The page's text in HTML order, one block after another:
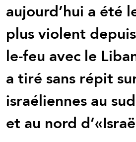
aujourd’hui a été
plus violent
le-feu avec le
a tiré sans répit
israéliennes au
et au nord